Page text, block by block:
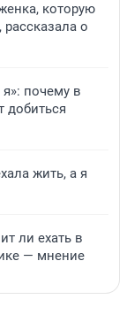
которую
о
почему в
жить, а я
ли ехать в
— мнение